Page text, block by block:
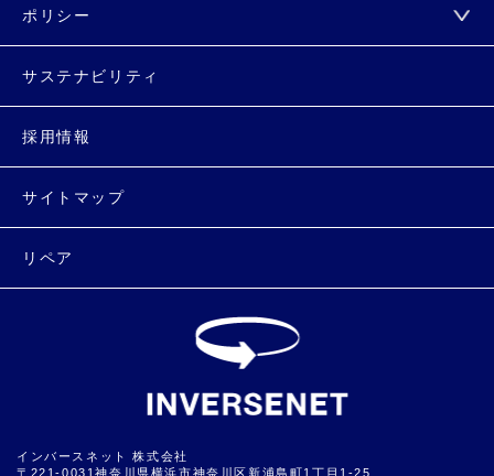
ポリシー
サステナビリティ
採用情報
サイトマップ
リペア
インバースネット 株式会社
〒221-0031神奈川県横浜市神奈川区新浦島町1丁目1-25